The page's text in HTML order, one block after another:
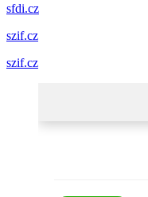
sfdi.cz
szif.cz
szif.cz